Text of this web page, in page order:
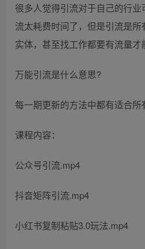
很多人觉得引流对于自己的行
流太耗费时间了，但是引流是所
实体，甚至找工作都要有流量
万能引流是什么意思?
每一期更新的方法中都有适合所
课程内容：
公众号引流.mp4
抖音矩阵引流.mp4
小红书复制粘贴3.0玩法.mp4